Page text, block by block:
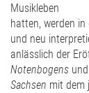
Musikleben
hatten, werden
und neu
anlässlich der
Notenbogens und
Sachsen mit dem